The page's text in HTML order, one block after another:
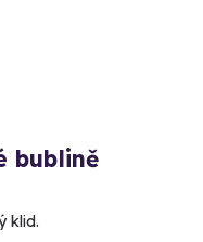
bublině
klid.